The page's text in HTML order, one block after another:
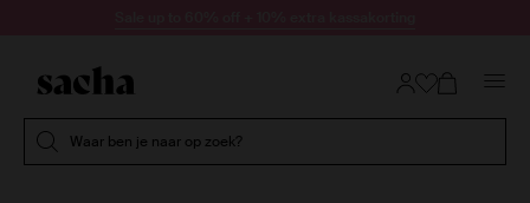
Waar ben je naar op zoek?